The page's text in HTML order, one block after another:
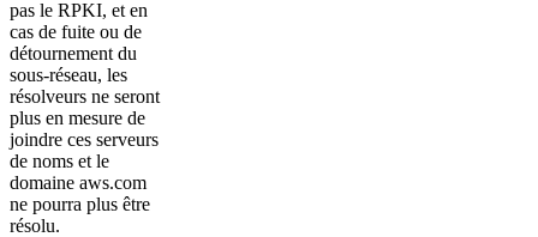
pas le RPKI, et en
cas de fuite ou de
détournement du
sous-réseau, les
résolveurs ne seront
plus en mesure de
joindre ces serveurs
de noms et le
domaine aws.com
ne pourra plus être
résolu.